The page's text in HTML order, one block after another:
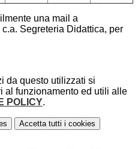
una mail a
Segreteria Didattica, per
da questo utilizzati si
al funzionamento ed utili alle
POLICY.
Accetta tutti i cookies